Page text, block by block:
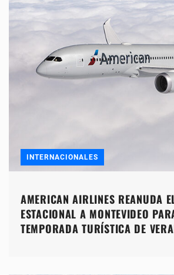
INTERNACIONALES
AMERICAN AIRLINES REANUDA
ESTACIONAL A MONTEVIDEO
TEMPORADA TURÍSTICA DE